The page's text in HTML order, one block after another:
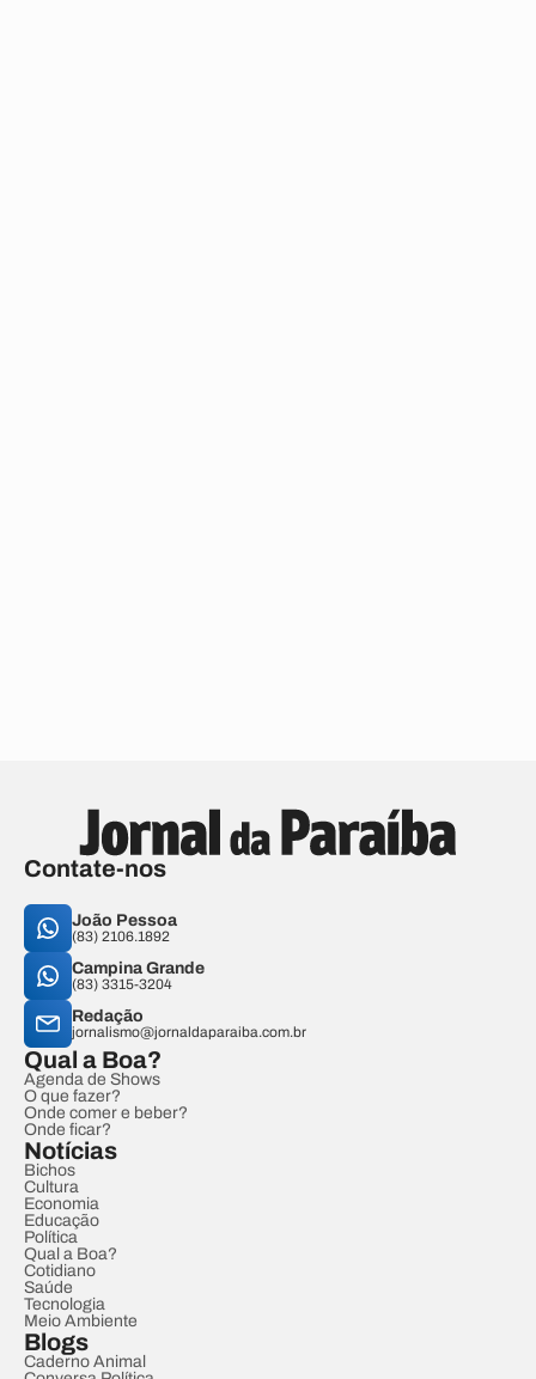
Contate-nos
João Pessoa
(83) 2106.1892
Campina Grande
(83) 3315-3204
Redação
jornalismo@jornaldaparaiba.com.br
Qual a Boa?
Agenda de Shows
O que fazer?
Onde comer e beber?
Onde ficar?
Notícias
Bichos
Cultura
Economia
Educação
Política
Qual a Boa?
Cotidiano
Saúde
Tecnologia
Meio Ambiente
Blogs
Caderno Animal